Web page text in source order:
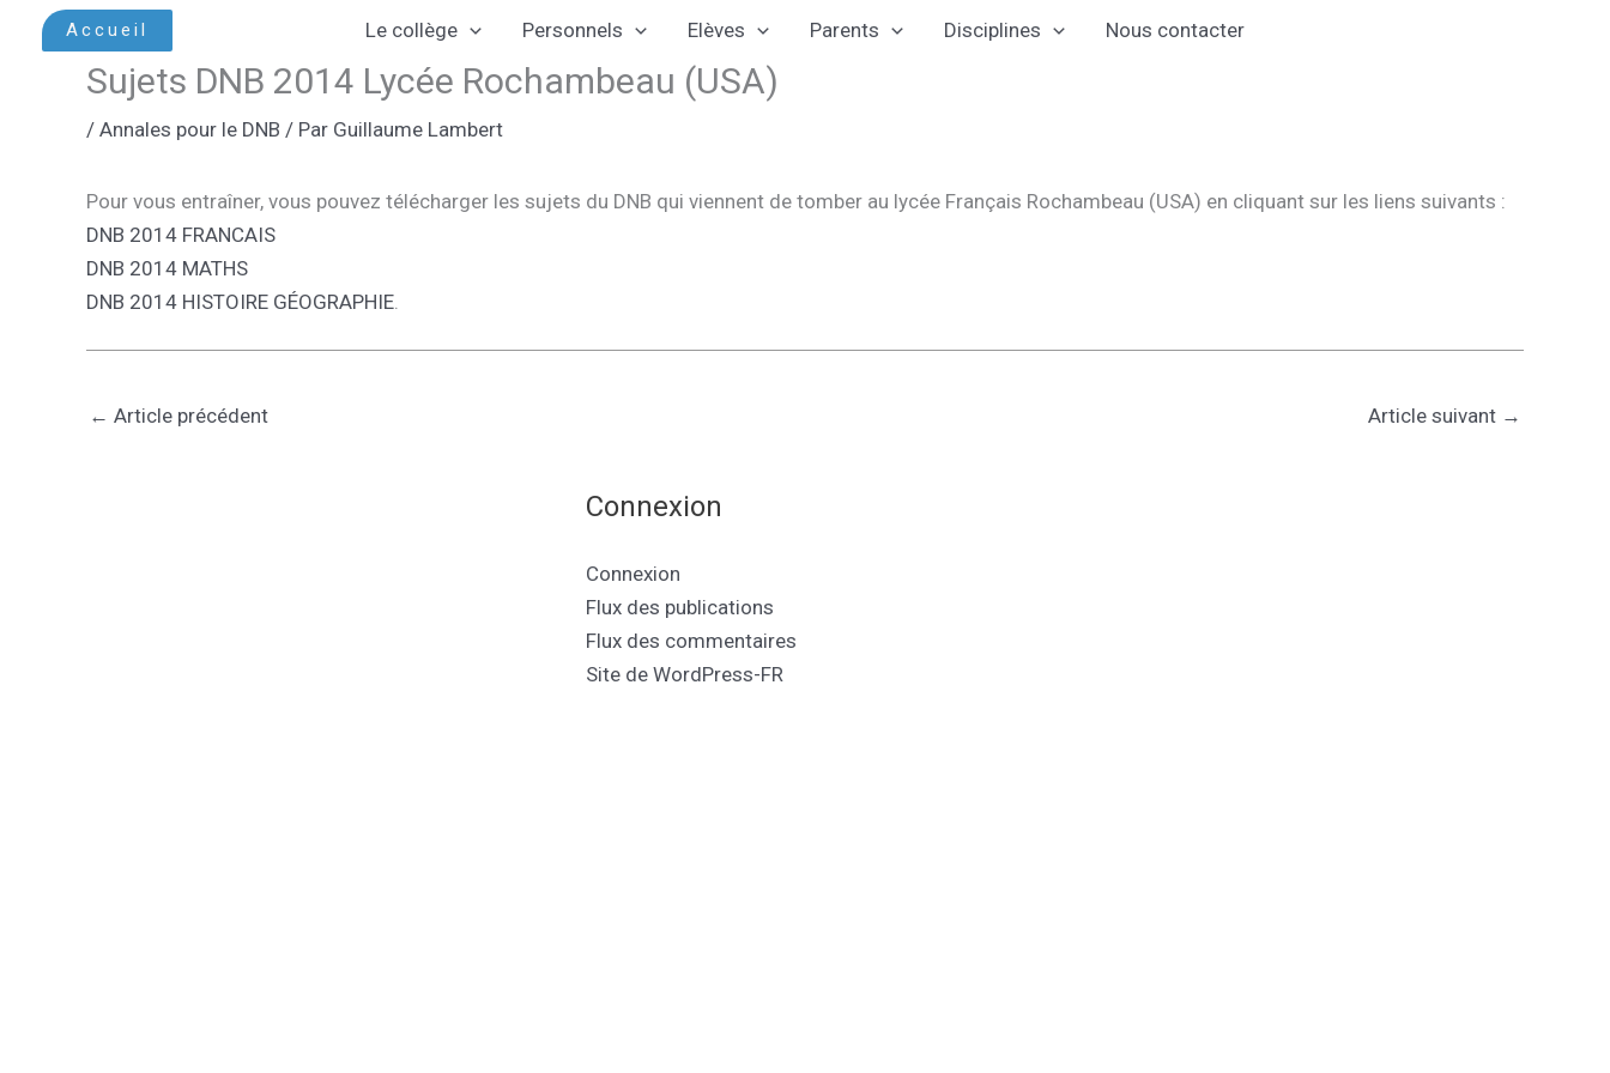
Accueil Le collège Personnels Elèves Parents Disciplines Nous contacter
Sujets DNB 2014 Lycée Rochambeau (USA)
/ Annales pour le DNB / Par Guillaume Lambert
Pour vous entraîner, vous pouvez télécharger les sujets du DNB qui viennent de tomber au lycée Français Rochambeau (USA) en cliquant sur les liens suivants :
DNB 2014 FRANCAIS
DNB 2014 MATHS
DNB 2014 HISTOIRE GÉOGRAPHIE.
← Article précédent Article suivant →
Connexion
Connexion
Flux des publications
Flux des commentaires
Site de WordPress-FR